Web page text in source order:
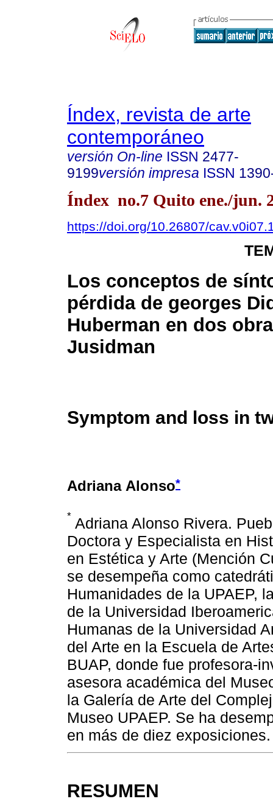
Índex, revista de arte
contemporáneo
versión On-line ISSN 2477-
9199versión impresa ISSN
Índex no.7 Quito ene./jun.
https://doi.org/10.26807/
Los conceptos de
pérdida de georges
Huberman en dos
Jusidman
Symptom and loss in
Adriana Alonso*
* Adriana Alonso Rivera.
Doctora y Especialista en
en Estética y Arte (Mención
se desempeña como
Humanidades de la UPAEP,
de la Universidad
Humanas de la Universidad
del Arte en la Escuela de
BUAP, donde fue profesora-
asesora académica del
la Galería de Arte del
Museo UPAEP. Se ha
en más de diez exposiciones.
RESUMEN